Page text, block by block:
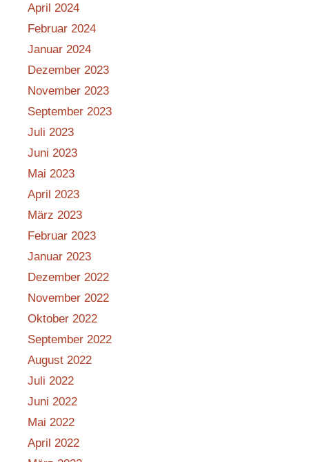
April 2024
Februar 2024
Januar 2024
Dezember 2023
November 2023
September 2023
Juli 2023
Juni 2023
Mai 2023
April 2023
März 2023
Februar 2023
Januar 2023
Dezember 2022
November 2022
Oktober 2022
September 2022
August 2022
Juli 2022
Juni 2022
Mai 2022
April 2022